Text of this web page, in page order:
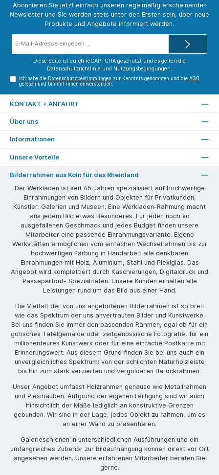
Abonnieren Sie jetzt einfach unseren regelmäßig erscheinenden
Newsletter und Sie werden stets unter den Ersten sein, über neue
Produkte und Angebote informiert werden.
Diese Seite ist durch reCAPTCHA geschützt und es gelten die
Datenschutzrichtlinie und Nutzungsbedingungen.
Ich habe die Datenschutzbestimmungen zur Kenntnis genommen und dieAGB
gelesen und bin mit ihnen einverstanden.
KONTAKT + ANFAHRT
Über uns
Informationen
Unsere Vorteile
Bilderrahmen aus Köln für das Rheinland
Der Werkladen ist seit 45 Jahren spezialisiert auf hochwertige
Einrahmungen von Bildern und Objekten für Privatkunden,
Künstler, Galerien und Museen. Eine Werkladen-Rahmung macht
aus jedem Bild etwas Besonderes. Für jeden noch so
ausgefallenen Geschmack und jedes Budget finden unsere
Mitarbeiter eine passende Einrahmungsvariante. Eigene
Werkstätten ermöglichen vom einfachen Wechselrahmen bis zur
hochwertigen Färbung in Handarbeit alle denkbaren
Einrahmungen mit Holz, Aluminium, Stahl und Plexiglas. Das
Angebot wird komplettiert durch Kaschierungen, Digitaldruck und
Passepartout- Spezialitäten. Unsere Kunden erhalten alle
Leistungen rund um das Bild aus einer Hand.
Die Vielfalt der von uns angebotenen Bilderrahmen ist so breit
wie das Spektrum der uns anvertrauten Bilder und Kunstwerke.
Bei uns finden Sie immer den passenden Rahmen, egal ob für ein
gotisches Tafelgemälde oder zeitgenössische Fotografie, für ein
millionenteures Kunstwerk oder für eine einfache Postkarte mit
Erinnerungswert. Aus diesem Grund finden Sie bei uns auch ein
unvergleichliches Spektrum: von der schlichten Naturholzleiste
bis hin zum stark verzierten und vergoldeten Barockrahmen.
Unser Angebot umfasst Holzrahmen genauso wie Metallrahmen
und Plexihauben. Aufgrund der eigenen Fertigung sind wir auch
hinsichtlich der Maße lediglich an konstruktive Grenzen
gebunden. Wir sind in der Lage, jedes Objekt zu rahmen, um es
an einer Wand zu präsentieren.
Galerieschienen in unterschiedlichen Ausführungen und ein
umfangreiches Zubehör zur Bildaufhängung können direkt vor Ort
angesehen werden. Unsere erfahrenen Mitarbeiter beraten Sie
gerne.